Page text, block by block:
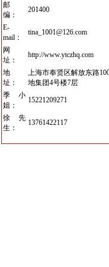
邮
编：
201400
E-
mail：
tina_1001@126.com
网
址：
http://www.ytczhq.com
地
址：
上海市奉贤区解放东路
地集团4号楼7层
季小
姐：
15221209271
徐先
生：
13761422117